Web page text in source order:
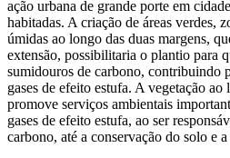
ação urbana de grande porte em
habitadas. A criação de áreas verdes,
úmidas ao longo das duas margens,
extensão, possibilitaria o plantio para
sumidouros de carbono, contribuindo
gases de efeito estufa. A vegetação
promove serviços ambientais
gases de efeito estufa, ao ser
carbono, até a conservação do solo e